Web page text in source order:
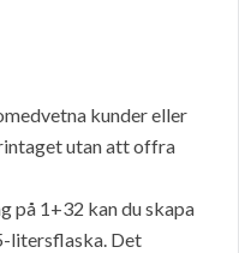
kunder eller
utan att offra
på 1+32 kan du skapa
litersflaska. Det